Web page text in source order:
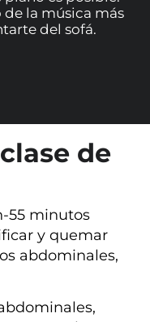
la música más
del sofá.
de
55 minutos
y quemar
abdominales,